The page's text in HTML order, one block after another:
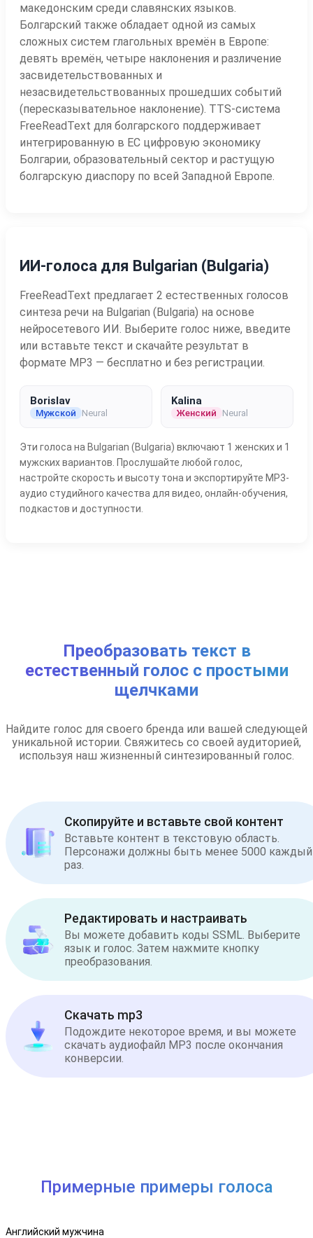
македонским среди славянских языков.
Болгарский также обладает одной из самых
сложных систем глагольных времён в Европе:
девять времён, четыре наклонения и различение
засвидетельствованных и
незасвидетельствованных прошедших событий
(пересказывательное наклонение). TTS-система
FreeReadText для болгарского поддерживает
интегрированную в ЕС цифровую экономику
Болгарии, образовательный сектор и растущую
болгарскую диаспору по всей Западной Европе.
ИИ-голоса для Bulgarian (Bulgaria)
FreeReadText предлагает 2 естественных голосов
синтеза речи на Bulgarian (Bulgaria) на основе
нейросетевого ИИ. Выберите голос ниже, введите
или вставьте текст и скачайте результат в
формате MP3 — бесплатно и без регистрации.
Borislav
Мужской Neural
Kalina
Женский Neural
Эти голоса на Bulgarian (Bulgaria) включают 1 женских и 1
мужских вариантов. Прослушайте любой голос,
настройте скорость и высоту тона и экспортируйте MP3-
аудио студийного качества для видео, онлайн-обучения,
подкастов и доступности.
Преобразовать текст в
естественный голос с простыми
щелчками
Найдите голос для своего бренда или вашей следующей
уникальной истории. Свяжитесь со своей аудиторией,
используя наш жизненный синтезированный голос.
Скопируйте и вставьте свой контент
Вставьте контент в текстовую область.
Персонажи должны быть менее 5000 каждый
раз.
Редактировать и настраивать
Вы можете добавить коды SSML. Выберите
язык и голос. Затем нажмите кнопку
преобразования.
Скачать mp3
Подождите некоторое время, и вы можете
скачать аудиофайл MP3 после окончания
конверсии.
Примерные примеры голоса
Английский мужчина